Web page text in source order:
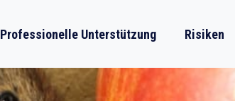
Professionelle Unterstützung Risiken